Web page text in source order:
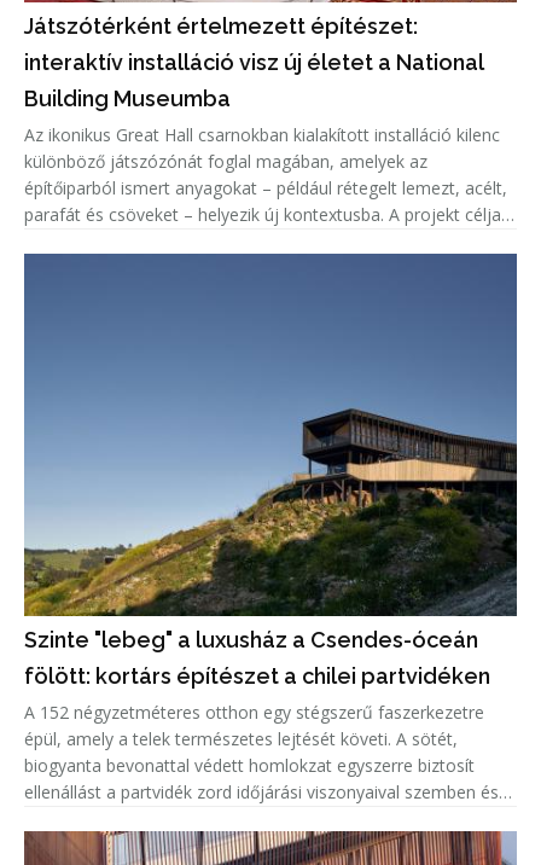
Játszótérként értelmezett építészet:
interaktív installáció visz új életet a National
Building Museumba
Az ikonikus Great Hall csarnokban kialakított installáció kilenc
különböző játszózónát foglal magában, amelyek az
építőiparból ismert anyagokat – például rétegelt lemezt, acélt,
parafát és csöveket – helyezik új kontextusba. A projekt célja,
Szinte "lebeg" a luxusház a Csendes-óceán
fölött: kortárs építészet a chilei partvidéken
A 152 négyzetméteres otthon egy stégszerű faszerkezetre
épül, amely a telek természetes lejtését követi. A sötét,
biogyanta bevonattal védett homlokzat egyszerre biztosít
ellenállást a partvidék zord időjárási viszonyaival szemben és
világ